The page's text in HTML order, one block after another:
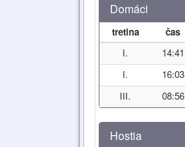
Domáci
tretina čas
I.
14:41
I.
16:03
III.
08:56
Hostia